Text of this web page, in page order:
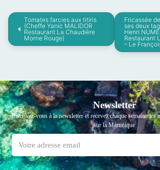
Tomates farcies aux titiris
(Cheffe Yanic MALIDOR
Restaurant La Chaudière
Morne Rouge)
Fricassée
ses deux
Henri
Restaurant
– Le
Newsletter
Inscrivez-vous à la newsletter et recevez chaque semaine
sur la Martinique